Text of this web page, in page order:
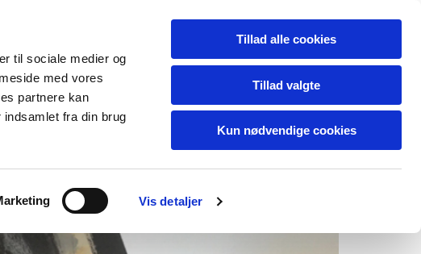
til sociale medier og
med vores
partnere kan
fra din brug
Vis detaljer
Tillad alle cookies
Tillad valgte
Kun nødvendige cookies